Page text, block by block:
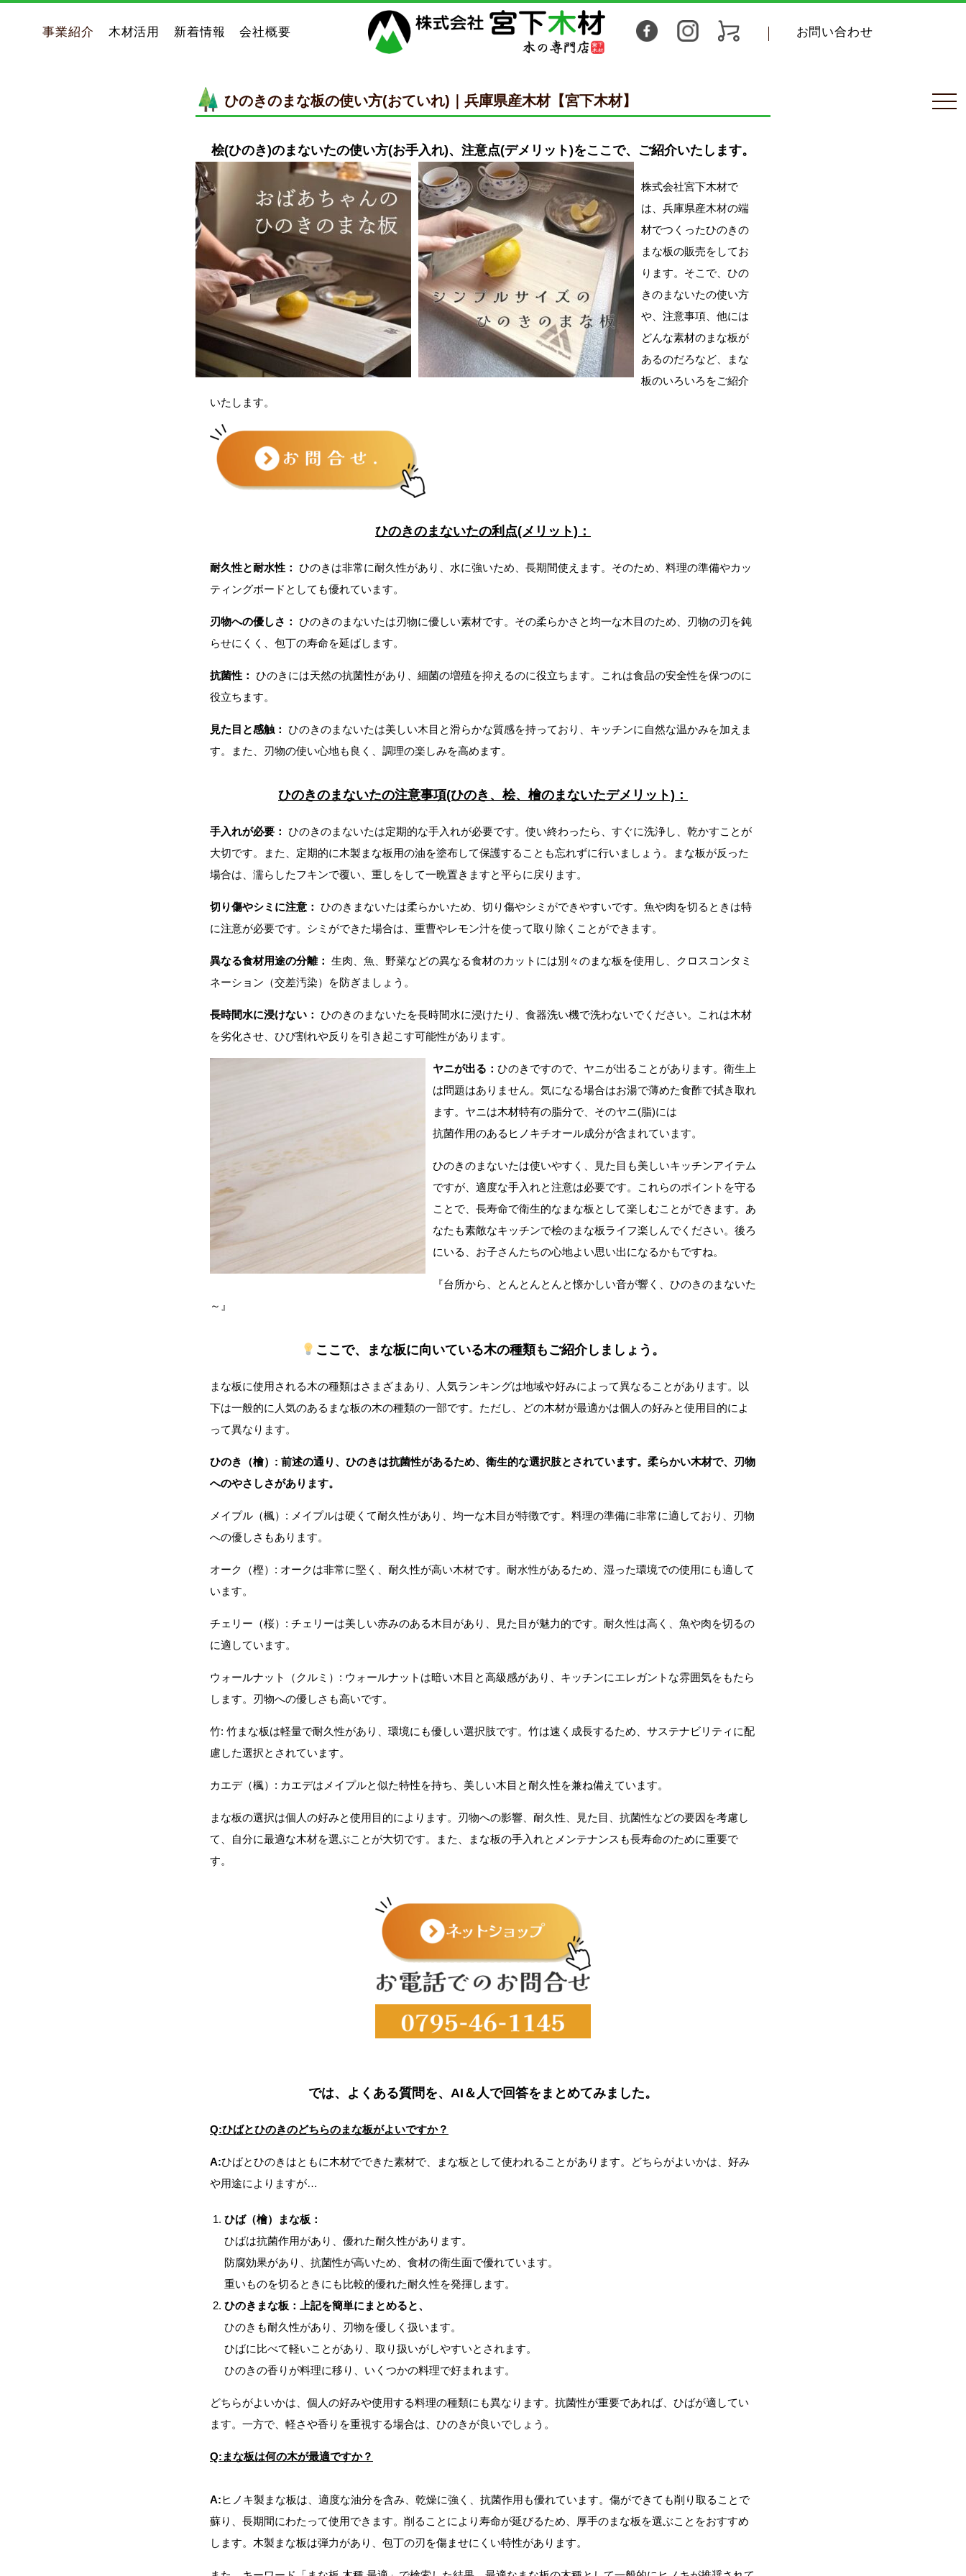
事業紹介 木材活用 新着情報 会社概要 お問い合わせ
工務店・ビルダーの方
デコスドライ工法(セルロースファイバー)
自然塗料オスモカラー(木材保護)
ペレットストーブ、ペレット燃料
粉体工場(破砕・木粉・再資源化)
木づかい仲間のご紹介(仕入先・販売先)
Instagram
住所 〒673-1324 兵庫県加東市新定315番地
電話
製品販売部 0795-46-1145
粉体事業部 0795-46-1168
Mail info@miyashita-wood.com
ひのきのまな板の使い方(おていれ)｜兵庫県産木材【宮下木材】
桧(ひのき)のまないたの使い方(お手入れ)、注意点(デメリット)をここで、ご紹介いたします。
株式会社宮下木材で
は、兵庫県産木材の端
材でつくったひのきの
まな板の販売をしてお
ります。そこで、ひの
きのまないたの使い方
や、注意事項、他には
どんな素材のまな板が
あるのだろなど、まな
板のいろいろをご紹介
いたします。
ひのきのまないたの利点(メリット)：
耐久性と耐水性： ひのきは非常に耐久性があり、水に強いため、長期間使えます。そのため、料理の準備やカッ
ティングボードとしても優れています。
刃物への優しさ： ひのきのまないたは刃物に優しい素材です。その柔らかさと均一な木目のため、刃物の刃を鈍
らせにくく、包丁の寿命を延ばします。
抗菌性： ひのきには天然の抗菌性があり、細菌の増殖を抑えるのに役立ちます。これは食品の安全性を保つのに
役立ちます。
見た目と感触： ひのきのまないたは美しい木目と滑らかな質感を持っており、キッチンに自然な温かみを加えま
す。また、刃物の使い心地も良く、調理の楽しみを高めます。
ひのきのまないたの注意事項(ひのき、桧、檜のまないたデメリット)：
手入れが必要： ひのきのまないたは定期的な手入れが必要です。使い終わったら、すぐに洗浄し、乾かすことが
大切です。また、定期的に木製まな板用の油を塗布して保護することも忘れずに行いましょう。まな板が反った
場合は、濡らしたフキンで覆い、重しをして一晩置きますと平らに戻ります。
切り傷やシミに注意： ひのきまないたは柔らかいため、切り傷やシミができやすいです。魚や肉を切るときは特
に注意が必要です。シミができた場合は、重曹やレモン汁を使って取り除くことができます。
異なる食材用途の分離： 生肉、魚、野菜などの異なる食材のカットには別々のまな板を使用し、クロスコンタミ
ネーション（交差汚染）を防ぎましょう。
長時間水に浸けない： ひのきのまないたを長時間水に浸けたり、食器洗い機で洗わないでください。これは木材
を劣化させ、ひび割れや反りを引き起こす可能性があります。
ヤニが出る： ひのきですので、ヤニが出ることがあります。衛生上
は問題はありません。気になる場合はお湯で薄めた食酢で拭き取れ
ます。ヤニは木材特有の脂分で、そのヤニ(脂)には
抗菌作用のあるヒノキチオール成分が含まれています。
ひのきのまないたは使いやすく、見た目も美しいキッチンアイテム
ですが、適度な手入れと注意は必要です。これらのポイントを守る
ことで、長寿命で衛生的なまな板として楽しむことができます。あ
なたも素敵なキッチンで桧のまな板ライフ楽しんでください。後ろ
にいる、お子さんたちの心地よい思い出になるかもですね。
『台所から、とんとんとんと懐かしい音が響く、ひのきのまないた
～』
ここで、まな板に向いている木の種類もご紹介しましょう。
まな板に使用される木の種類はさまざまあり、人気ランキングは地域や好みによって異なることがあります。以
下は一般的に人気のあるまな板の木の種類の一部です。ただし、どの木材が最適かは個人の好みと使用目的によ
って異なります。
ひのき（檜）: 前述の通り、ひのきは抗菌性があるため、衛生的な選択肢とされています。柔らかい木材で、刃物
へのやさしさがあります。
メイプル（楓）: メイプルは硬くて耐久性があり、均一な木目が特徴です。料理の準備に非常に適しており、刃物
への優しさもあります。
オーク（樫）: オークは非常に堅く、耐久性が高い木材です。耐水性があるため、湿った環境での使用にも適して
います。
チェリー（桜）: チェリーは美しい赤みのある木目があり、見た目が魅力的です。耐久性は高く、魚や肉を切るの
に適しています。
ウォールナット（クルミ）: ウォールナットは暗い木目と高級感があり、キッチンにエレガントな雰囲気をもたら
します。刃物への優しさも高いです。
竹: 竹まな板は軽量で耐久性があり、環境にも優しい選択肢です。竹は速く成長するため、サステナビリティに配
慮した選択とされています。
カエデ（楓）: カエデはメイプルと似た特性を持ち、美しい木目と耐久性を兼ね備えています。
まな板の選択は個人の好みと使用目的によります。刃物への影響、耐久性、見た目、抗菌性などの要因を考慮し
て、自分に最適な木材を選ぶことが大切です。また、まな板の手入れとメンテナンスも長寿命のために重要で
す。
では、よくある質問を、AI＆人で回答をまとめてみました。
Q:ひばとひのきのどちらのまな板がよいですか？
A:ひばとひのきはともに木材でできた素材で、まな板として使われることがあります。どちらがよいかは、好み
や用途によりますが…
ひば（檜）まな板：
ひばは抗菌作用があり、優れた耐久性があります。
防腐効果があり、抗菌性が高いため、食材の衛生面で優れています。
重いものを切るときにも比較的優れた耐久性を発揮します。
ひのきまな板：上記を簡単にまとめると、
ひのきも耐久性があり、刃物を優しく扱います。
ひばに比べて軽いことがあり、取り扱いがしやすいとされます。
ひのきの香りが料理に移り、いくつかの料理で好まれます。
どちらがよいかは、個人の好みや使用する料理の種類にも異なります。抗菌性が重要であれば、ひばが適してい
ます。一方で、軽さや香りを重視する場合は、ひのきが良いでしょう。
Q:まな板は何の木が最適ですか？
A: ヒノキ製まな板は、適度な油分を含み、乾燥に強く、抗菌作用も優れています。傷ができても削り取ることで
蘇り、長期間にわたって使用できます。削ることにより寿命が延びるため、厚手のまな板を選ぶことをおすすめ
します。木製まな板は弾力があり、包丁の刃を傷ませにくい特性があります。